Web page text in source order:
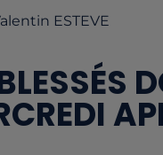
ESTEVE